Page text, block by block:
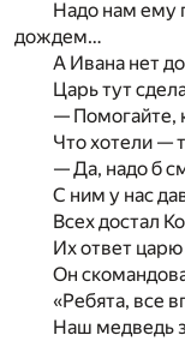
Надо нам ему
дождем…
А Ивана нет
Царь тут
— Помогайте,
Что хотели —
— Да, надо б
С ним у нас
Всех достал
Их ответ
Он
«Ребята, все
Наш медведь